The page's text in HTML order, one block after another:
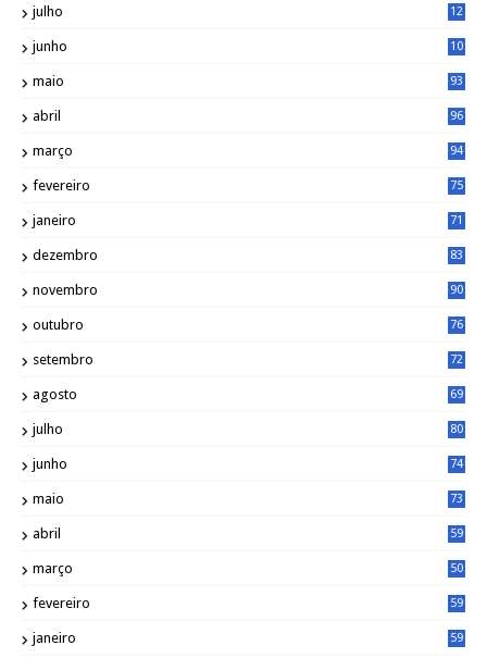
julho
12
junho
10
maio 93
abril 96
março 94
fevereiro 75
janeiro 71
dezembro 83
novembro 90
outubro 76
setembro 72
agosto 69
julho 80
junho 74
maio 73
abril 59
março 50
fevereiro 59
janeiro 59